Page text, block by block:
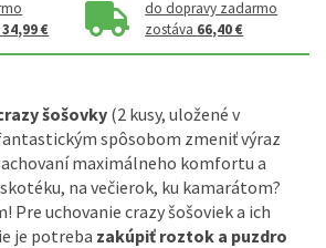
34,99 €
do dopravy zadarmo
zostáva 66,40 €
šošovky (2 kusy, uložené v
spôsobom zmeniť výraz
maximálneho komfortu a
na večierok, ku kamarátom?
Pre uchovanie crazy šošoviek a ich
je potreba zakúpiť roztok a puzdro